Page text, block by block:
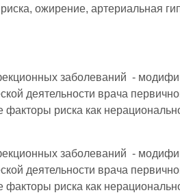
ожирение, артериальная
заболеваний -
деятельности врача
риска как
заболеваний -
деятельности врача
риска как